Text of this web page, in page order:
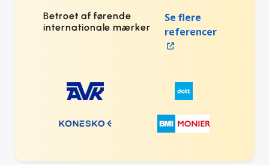
Betroet af førende
internationale mærker
Se flere
referencer